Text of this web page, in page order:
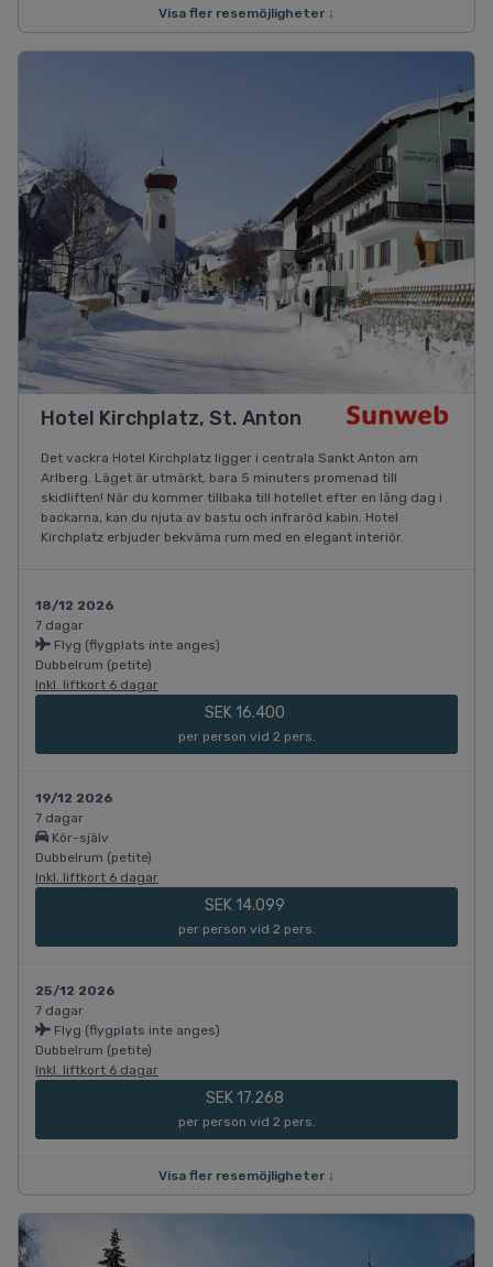
Visa fler resemöjligheter ↓
Hotel Kirchplatz, St. Anton
Det vackra Hotel Kirchplatz ligger i centrala Sankt Anton am
Arlberg. Läget är utmärkt, bara 5 minuters promenad till
skidliften! När du kommer tillbaka till hotellet efter en lång dag i
backarna, kan du njuta av bastu och infraröd kabin. Hotel
Kirchplatz erbjuder bekväma rum med en elegant interiör.
18/12 2026
7 dagar
Flyg (flygplats inte anges)
Dubbelrum (petite)
Inkl. liftkort 6 dagar
SEK 16.400
per person vid 2 pers.
19/12 2026
7 dagar
Kör-själv
Dubbelrum (petite)
Inkl. liftkort 6 dagar
SEK 14.099
per person vid 2 pers.
25/12 2026
7 dagar
Flyg (flygplats inte anges)
Dubbelrum (petite)
Inkl. liftkort 6 dagar
SEK 17.268
per person vid 2 pers.
Visa fler resemöjligheter ↓